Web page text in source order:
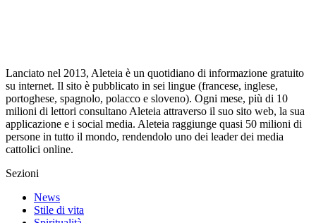
Lanciato nel 2013, Aleteia è un quotidiano di informazione gratuito
su internet. Il sito è pubblicato in sei lingue (francese, inglese,
portoghese, spagnolo, polacco e sloveno). Ogni mese, più di 10
milioni di lettori consultano Aleteia attraverso il suo sito web, la sua
applicazione e i social media. Aleteia raggiunge quasi 50 milioni di
persone in tutto il mondo, rendendolo uno dei leader dei media
cattolici online.
Sezioni
News
Stile di vita